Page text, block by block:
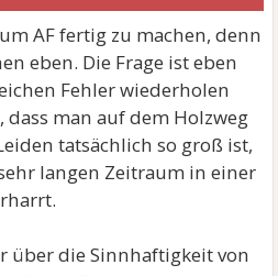
AF fertig zu machen, denn
eben. Die Frage ist eben
Fehler wiederholen
man auf dem Holzweg
tatsächlich so groß ist,
langen Zeitraum in einer
über die Sinnhaftigkeit von